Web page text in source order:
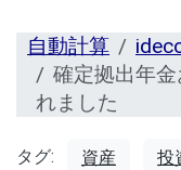
自動計算
確定拠出年
れました
タグ: 資産 投